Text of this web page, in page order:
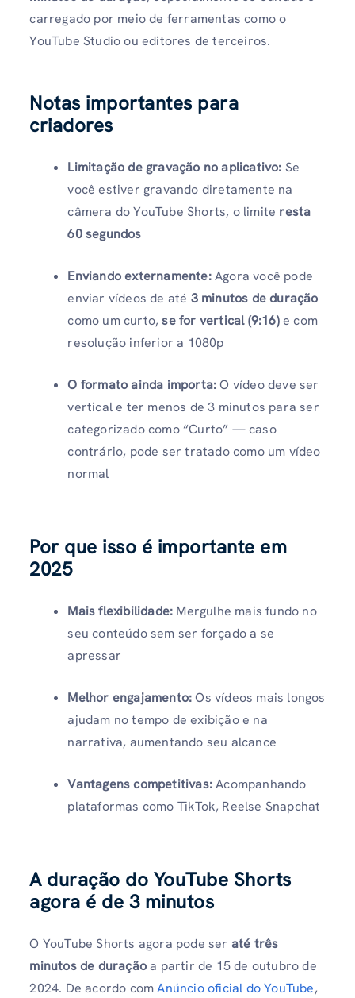
carregado por meio de ferramentas como o
YouTube Studio ou editores de terceiros.
Notas importantes para
criadores
Limitação de gravação no aplicativo: Se
você estiver gravando diretamente na
câmera do YouTube Shorts, o limite resta
60 segundos
Enviando externamente:Agora você pode
enviar vídeos de até 3 minutos de duração
como um curto,se for vertical (9:16)e com
resolução inferior a 1080p
O formato ainda importa:O vídeo deve ser
vertical e ter menos de 3 minutos para ser
categorizado como “Curto” — caso
contrário, pode ser tratado como um vídeo
normal
Por que isso é importante em
2025
Mais flexibilidade: Mergulhe mais fundo no
seu conteúdo sem ser forçado a se
apressar
Melhor engajamento:Os vídeos mais longos
ajudam no tempo de exibição e na
narrativa, aumentando seu alcance
Vantagens competitivas:Acompanhando
plataformas como TikTok, Reelse Snapchat
A duração do YouTube Shorts
agora é de 3 minutos
O YouTube Shorts agora pode ser até três
minutos de duraçãoa partir de 15 de outubro de
2024. De acordo comAnúncio oficial do YouTube,